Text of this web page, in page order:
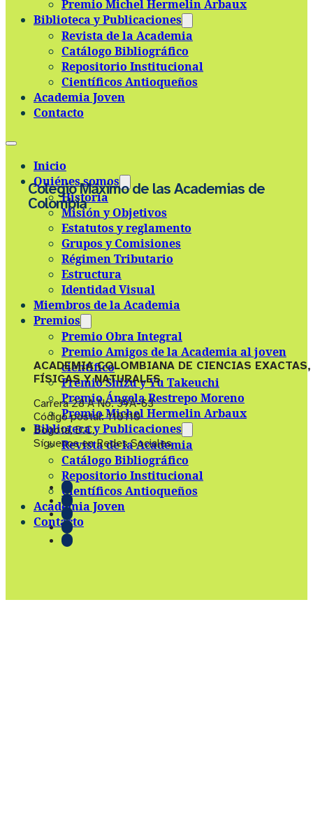
Skip to main contentSkip to footer
Premio Michel Hermelin Arbaux
Biblioteca y Publicaciones
Revista de la Academia
Catálogo Bibliográfico
Repositorio Institucional
Científicos Antioqueños
Academia Joven
Contacto
Inicio
Quiénes somos
Historia
Misión y Objetivos
Estatutos y reglamento
Grupos y Comisiones
Régimen Tributario
Estructura
Identidad Visual
Miembros de la Academia
Premios
Premio Obra Integral
Premio Amigos de la Academia al joven
científico
Premio Shizu y Yu Takeuchi
Premio Ángela Restrepo Moreno
Premio Michel Hermelin Arbaux
Biblioteca y Publicaciones
Revista de la Academia
Catálogo Bibliográfico
Repositorio Institucional
Científicos Antioqueños
Academia Joven
Contacto
Colegio Máximo de las Academias de
Colombia
ACADEMIA COLOMBIANA DE CIENCIAS EXACTAS,
FÍSICAS Y NATURALES
Carrera 28 A No. 39A-63
Código postal: 110110
Bogotá, D.C.
Síguenos en Redes Sociales